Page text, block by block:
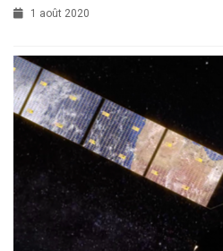
1 août 2020